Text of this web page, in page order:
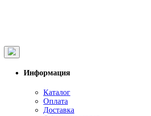
Информация
Каталог
Оплата
Доставка